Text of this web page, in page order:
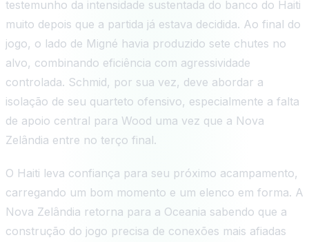
testemunho da intensidade sustentada do banco do Haiti
muito depois que a partida já estava decidida. Ao final do
jogo, o lado de Migné havia produzido sete chutes no
alvo, combinando eficiência com agressividade
controlada. Schmid, por sua vez, deve abordar a
isolação de seu quarteto ofensivo, especialmente a falta
de apoio central para Wood uma vez que a Nova
Zelândia entre no terço final.
O Haiti leva confiança para seu próximo acampamento,
carregando um bom momento e um elenco em forma. A
Nova Zelândia retorna para a Oceania sabendo que a
construção do jogo precisa de conexões mais afiadas